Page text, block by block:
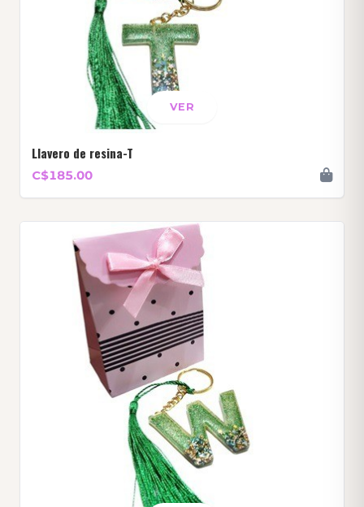
VER
Llavero de resina-T
C$185.00